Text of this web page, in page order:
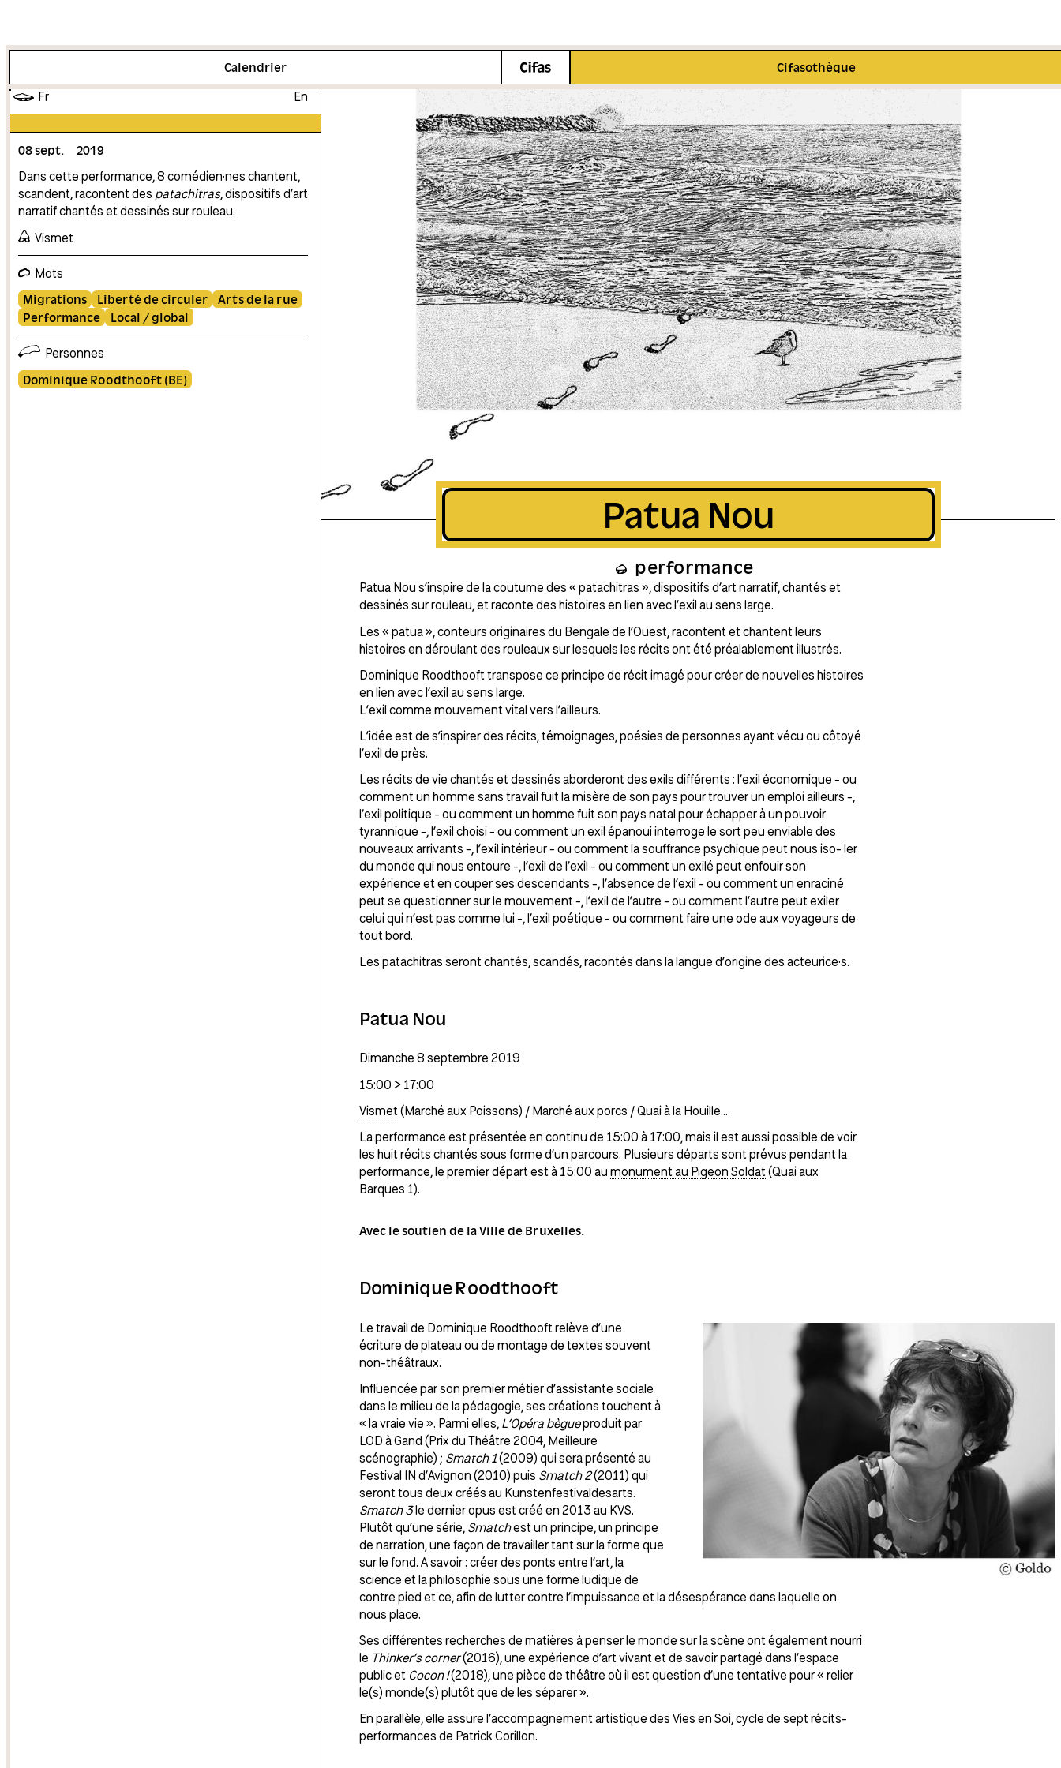
Calendrier Cifasothèque
Fr En
08sept.
2019
Dans cette performance, 8 comédien·nes chantent,
scandent, racontent des patachitras, dispositifs d’art
narratif chantés et dessinés sur rouleau.
Vismet
Mots
Migrations
Liberté de circuler
Arts de la rue
Performance
Local / global
Personnes
Dominique Roodthooft (BE)
Patua Nou
performance
Patua Nou s’inspire de la coutume des « patachitras », dispositifs d’art narratif, chantés et
dessinés sur rouleau, et raconte des histoires en lien avec l’exil au sens large.
Les « patua », conteurs originaires du Bengale de l’Ouest, racontent et chantent leurs
histoires en déroulant des rouleaux sur lesquels les récits ont été préalablement illustrés.
Dominique Roodthooft transpose ce principe de récit imagé pour créer de nouvelles histoires
en lien avec l’exil au sens large.
L’exil comme mouvement vital vers l’ailleurs.
L’idée est de s’inspirer des récits, témoignages, poésies de personnes ayant vécu ou côtoyé
l’exil de près.
Les récits de vie chantés et dessinés aborderont des exils différents : l’exil économique - ou
comment un homme sans travail fuit la misère de son pays pour trouver un emploi ailleurs -,
l’exil politique - ou comment un homme fuit son pays natal pour échapper à un pouvoir
tyrannique -, l’exil choisi - ou comment un exil épanoui interroge le sort peu enviable des
nouveaux arrivants -, l’exil intérieur - ou comment la souffrance psychique peut nous iso- ler
du monde qui nous entoure -, l’exil de l’exil - ou comment un exilé peut enfouir son
expérience et en couper ses descendants -, l’absence de l’exil - ou comment un enraciné
peut se questionner sur le mouvement -, l’exil de l’autre - ou comment l’autre peut exiler
celui qui n’est pas comme lui -, l’exil poétique - ou comment faire une ode aux voyageurs de
tout bord.
Les patachitras seront chantés, scandés, racontés dans la langue d’origine des acteurice·s.
Patua Nou
Dimanche 8 septembre 2019
15:00 > 17:00
Vismet (Marché aux Poissons) / Marché aux porcs / Quai à la Houille…
La performance est présentée en continu de 15:00 à 17:00, mais il est aussi possible de voir
les huit récits chantés sous forme d’un parcours. Plusieurs départs sont prévus pendant la
performance, le premier départ est à 15:00 au monument au Pigeon Soldat (Quai aux
Barques 1).
Avec le soutien de la Ville de Bruxelles.
Dominique Roodthooft
Le travail de Dominique Roodthooft relève d’une
écriture de plateau ou de montage de textes souvent
non-théâtraux.
Influencée par son premier métier d’assistante sociale
dans le milieu de la pédagogie, ses créations touchent à
« la vraie vie ». Parmi elles, L’Opéra bègueproduit par
LOD à Gand (Prix du Théâtre 2004, Meilleure
scénographie) ; Smatch 1(2009) qui sera présenté au
Festival IN d’Avignon (2010) puis Smatch 2(2011) qui
seront tous deux créés au Kunstenfestivaldesarts.
Smatch 3le dernier opus est créé en 2013 au KVS.
Plutôt qu’une série, Smatchest un principe, un principe
de narration, une façon de travailler tant sur la forme que
sur le fond. A savoir : créer des ponts entre l’art, la
science et la philosophie sous une forme ludique de
contre pied et ce, afin de lutter contre l’impuissance et la désespérance dans laquelle on
nous place.
Ses différentes recherches de matières à penser le monde sur la scène ont également nourri
le Thinker’s corner(2016), une expérience d’art vivant et de savoir partagé dans l’espace
public et Cocon !(2018), une pièce de théâtre où il est question d’une tentative pour « relier
le(s) monde(s) plutôt que de les séparer ».
En parallèle, elle assure l’accompagnement artistique des Vies en Soi, cycle de sept récits-
performances de Patrick Corillon.